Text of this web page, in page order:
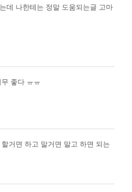
데 나한테는 정말 도움되는글 고마
좋다 ㅠㅠ
거면 하고 말거면 말고 하면 되는